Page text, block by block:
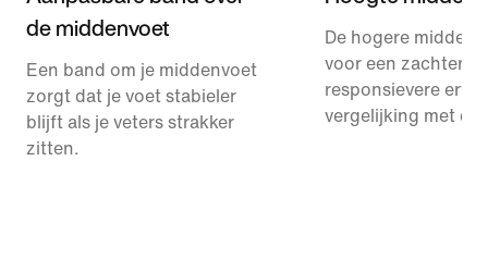
de middenvoet
Een band om je middenvoet
zorgt dat je voet stabieler
blijft als je veters strakker
zitten.
De hogere
voor een zachtere
responsievere
vergelijking met de